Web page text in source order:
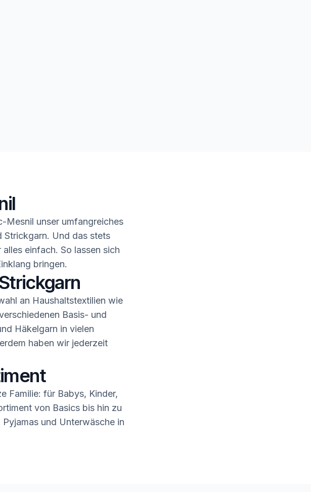
Mesnil unser umfangreiches
Strickgarn. Und das stets
einfach. So lassen sich
bringen.
an Haushaltstextilien wie
Basis- und
Häkelgarn in vielen
haben wir jederzeit
Familie: für Babys, Kinder,
von Basics bis hin zu
und Unterwäsche in